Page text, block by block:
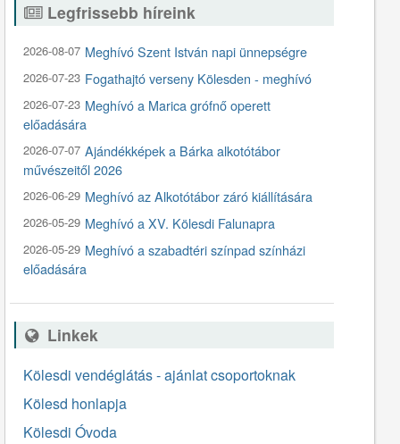
Legfrissebb híreink
2026-08-07 Meghívó Szent István napi ünnepségre
2026-07-23 Fogathajtó verseny Kölesden - meghívó
2026-07-23 Meghívó a Marica grófnő operett
előadására
2026-07-07 Ajándékképek a Bárka alkotótábor
művészeitől 2026
2026-06-29 Meghívó az Alkotótábor záró kiállítására
2026-05-29 Meghívó a XV. Kölesdi Falunapra
2026-05-29 Meghívó a szabadtéri színpad színházi
előadására
Linkek
Kölesdi vendéglátás - ajánlat csoportoknak
Kölesd honlapja
Kölesdi Óvoda